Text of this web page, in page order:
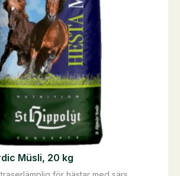
Müsli, 20 kg